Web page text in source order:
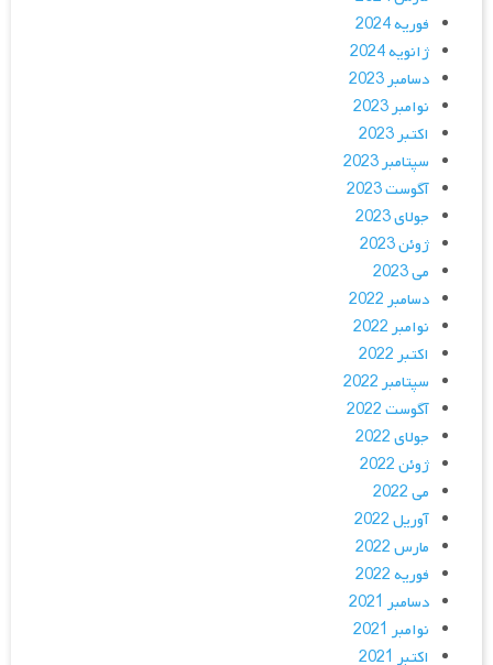
فوریه 2024
ژانویه 2024
دسامبر 2023
نوامبر 2023
اکتبر 2023
سپتامبر 2023
آگوست 2023
جولای 2023
ژوئن 2023
می 2023
دسامبر 2022
نوامبر 2022
اکتبر 2022
سپتامبر 2022
آگوست 2022
جولای 2022
ژوئن 2022
می 2022
آوریل 2022
مارس 2022
فوریه 2022
دسامبر 2021
نوامبر 2021
اکتبر 2021